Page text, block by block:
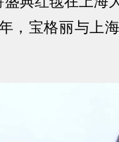
，宝格丽与上